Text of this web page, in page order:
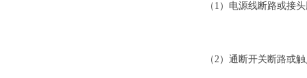
（1）电源线断路或接
（2）通断开关断路或